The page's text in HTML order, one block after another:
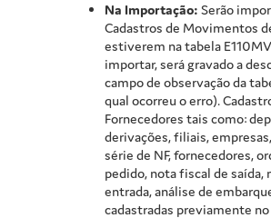
Na Importação: Serão
Cadastros de Movimentos
estiverem na tabela
importar, será gravado a
campo de observação da
qual ocorreu o erro).
Fornecedores tais como:
derivações, filiais,
série de NF, fornecedores,
pedido, nota fiscal de saída,
entrada, análise de
cadastradas previamente